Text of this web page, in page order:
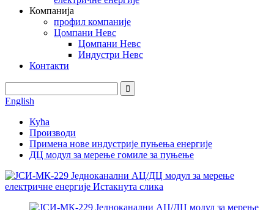
Компанија
профил компаније
Цомпани Невс
Цомпани Невс
Индустри Невс
Контакти
English
Кућа
Производи
Примена нове индустрије пуњења енергије
ДЦ модул за мерење гомиле за пуњење